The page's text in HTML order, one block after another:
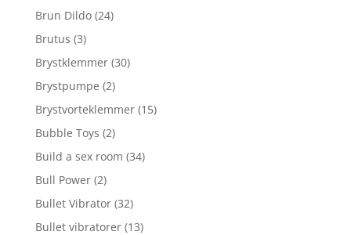
Brun Dildo (24)
Brutus (3)
Brystklemmer (30)
Brystpumpe (2)
Brystvorteklemmer (15)
Bubble Toys (2)
Build a sex room (34)
Bull Power (2)
Bullet Vibrator (32)
Bullet vibratorer (13)